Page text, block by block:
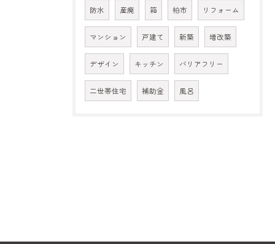
防水 産廃 箱 柏市 リフォーム
マンション 戸建て 新築 増改築
デザイン キッチン バリアフリー
二世帯住宅 補助金 風呂